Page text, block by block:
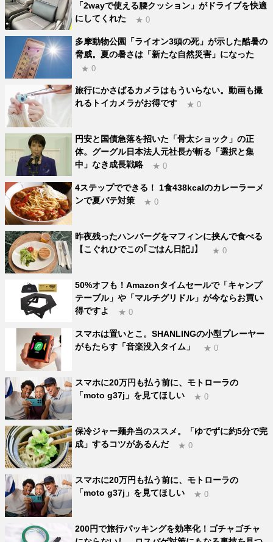
「2wayで使える腰クッション」がドライブを快適
にしてくれた
★ 0
多摩動物公園「ライオン3頭の死」が示した酷暑の
脅威。夏の暑さは「新たな自然災害」になった
★ 0
旅行にかさばるカメラはもういらない。動画も撮
れるトイカメラがお得です
★ 0
円安と国債急落を招いた「骨太ショック」の正
体。グーグル日本法人元社長が斬る「選択と集
中」なき成長戦略
★ 0
4ステップでできる！ 1食438kcalのカレーラーメ
ンで夏バテ対策
★ 0
昨夜残ったハンバーグをマフィンに挟んで食べる
【こぐれひでこの｢ごはん日記｣】
★ 0
50%オフも！Amazonタイムセールで「キャンプ
テーブル」や「マルチグリドル」が今ならお買い
得ですよ
★ 0
スマホは置いとこ。SHANLINGの小型プレーヤー
がもたらす「音楽没入タイム」
★ 0
スマホに20万円も払う前に、モトローラの
「moto g37j」を見てほしい
★ 0
保冷ジャー麺弁当のススメ。「ゆでずに約5分で完
成」するコツがあるんだ
★ 0
スマホに20万円も払う前に、モトローラの
「moto g37j」を見てほしい
★ 0
200円で旅行パッキングを効率化！ゴチャゴチャ